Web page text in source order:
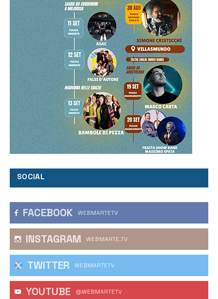
SOCIAL
FACEBOOK WEBMARTETV
INSTAGRAM WEBMARTE.TV
TWITTER WEBMARTETV
YOUTUBE @WEBMARTETV